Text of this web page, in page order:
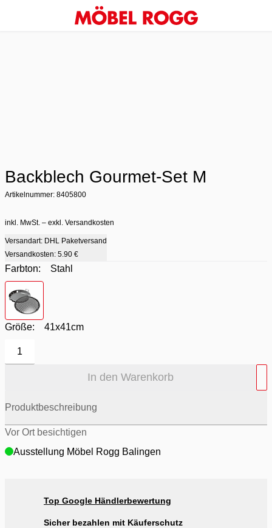
Backblech Gourmet-Set M
Artikelnummer: 8405800
inkl. MwSt. – exkl. Versandkosten
Versandart: DHL Paketversand
Versandkosten: 5.90 €
Farbton:
Stahl
Farbton
Größe: 41x41cm
1
In den Warenkorb
Produktbeschreibung
Vor Ort besichtigen
Ausstellung Möbel Rogg Balingen
Top Google Händlerbewertung
Sicher bezahlen mit Käuferschutz